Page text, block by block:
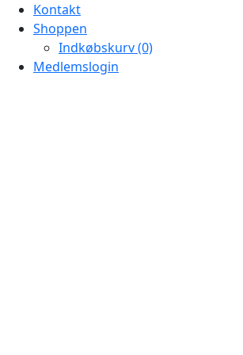
Kontakt
Shoppen
Indkøbskurv (0)
Medlemslogin